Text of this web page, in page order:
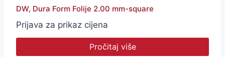
DW, Dura Form Folije 2.00 mm-square
Prijava za prikaz cijena
Pročitaj više